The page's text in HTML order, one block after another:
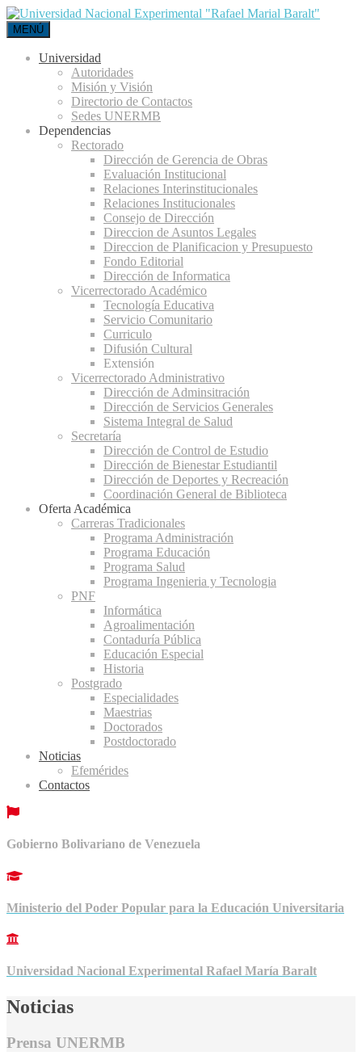
MENÚ
Universidad
Autoridades
Misión y Visión
Directorio de Contactos
Sedes UNERMB
Dependencias
Rectorado
Dirección de Gerencia de Obras
Evaluación Institucional
Relaciones Interinstitucionales
Relaciones Institucionales
Consejo de Dirección
Direccion de Asuntos Legales
Direccion de Planificacion y Presupuesto
Fondo Editorial
Dirección de Informatica
Vicerrectorado Académico
Tecnología Educativa
Servicio Comunitario
Curriculo
Difusión Cultural
Extensión
Vicerrectorado Administrativo
Dirección de Adminsitración
Dirección de Servicios Generales
Sistema Integral de Salud
Secretaría
Dirección de Control de Estudio
Dirección de Bienestar Estudiantil
Dirección de Deportes y Recreación
Coordinación General de Biblioteca
Oferta Académica
Carreras Tradicionales
Programa Administración
Programa Educación
Programa Salud
Programa Ingenieria y Tecnologia
PNF
Informática
Agroalimentación
Contaduría Pública
Educación Especial
Historia
Postgrado
Especialidades
Maestrias
Doctorados
Postdoctorado
Noticias
Efemérides
Contactos
Gobierno Bolivariano de Venezuela
Ministerio del Poder Popular para la Educación Universitaria
Universidad Nacional Experimental Rafael María Baralt
Noticias
Prensa UNERMB